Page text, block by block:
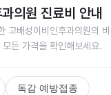
의원 진료비 안내
고배성이비인후과의원의
든 가격을 확인해보세요.
독감 예방접종